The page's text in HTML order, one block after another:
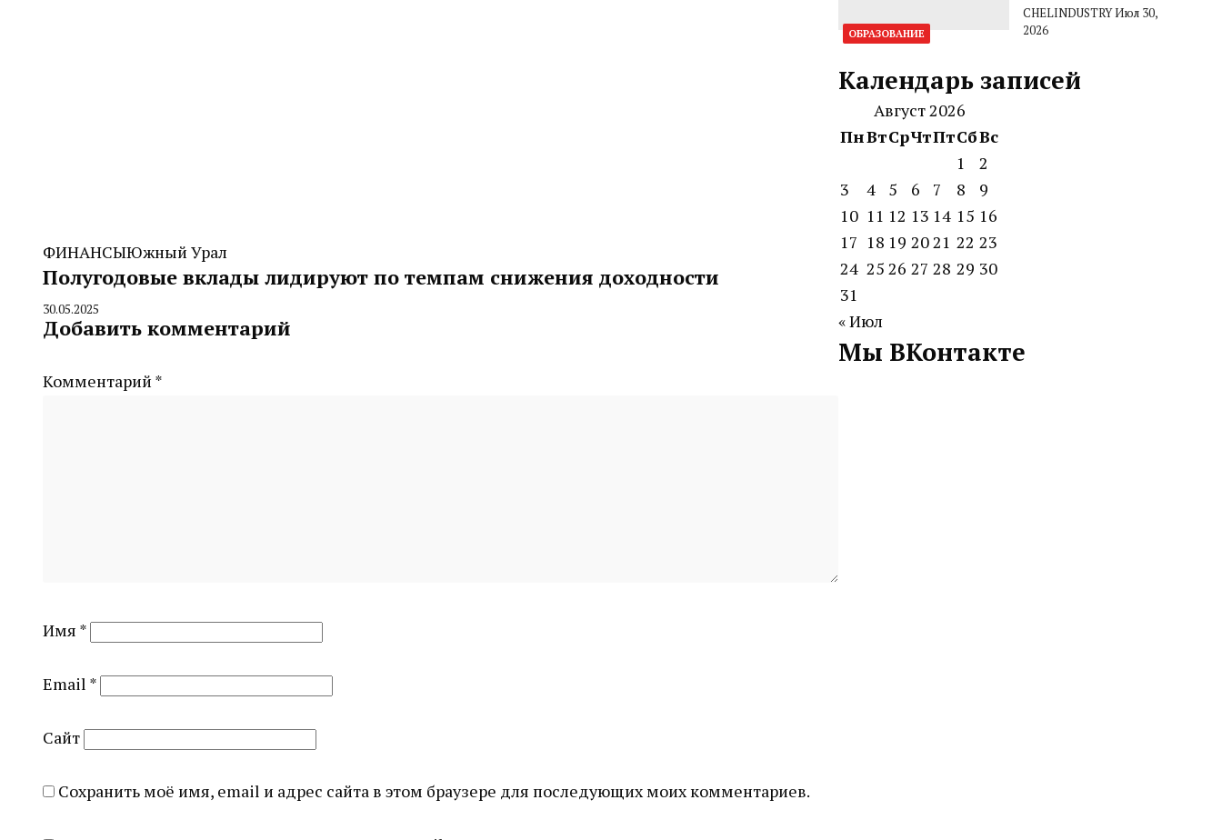
ФИНАНСЫЮжный Урал
Полугодовые вклады лидируют по темпам снижения доходности
By
CHELINDUSTRY
30.05.2025
Добавить комментарий
Комментарий *
Имя *
Email *
Сайт
Сохранить моё имя, email и адрес сайта в этом браузере для последующих моих комментариев.
ОБРАЗОВАНИЕ
CHELINDUSTRYИюл 30,
2026
Календарь записей
Август 2026
ПнВтСрЧтПтСбВс
1
2
3
4 5 6 7 8
9
10 11 12 13 14 15 16
17 18 19 2021 22 23
24 25 26 27 28 29 30
31
« Июл
Мы ВКонтакте